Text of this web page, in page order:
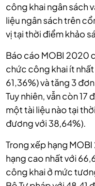
công khai ngân sách
liệu ngân sách trên
vị tại thời điểm khảo
Báo cáo MOBI 2020
chức công khai ít nhất
61,36%) và tăng 3
Tuy nhiên, vẫn còn
một tài liệu nào tại
đương với 38,64%).
Trong xếp hạng MOBI
hạng cao nhất với
công khai ở mức